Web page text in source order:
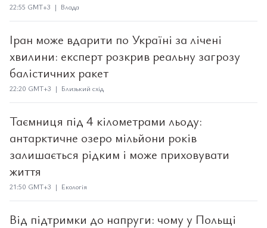
22:55 GMT+3 | Влада
Іран може вдарити по Україні за лічені
хвилини: експерт розкрив реальну загрозу
балістичних ракет
22:20 GMT+3 | Близький схід
Таємниця під 4 кілометрами льоду:
антарктичне озеро мільйони років
залишається рідким і може приховувати
життя
21:50 GMT+3 | Екологія
Від підтримки до напруги: чому у Польщі